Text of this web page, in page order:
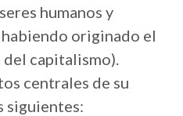
humanos y
originado el
del capitalismo).
centrales de su
siguientes: